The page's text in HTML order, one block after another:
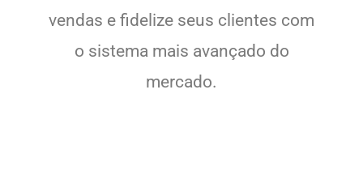
vendas e fidelize seus clientes com
o sistema mais avançado do
mercado.